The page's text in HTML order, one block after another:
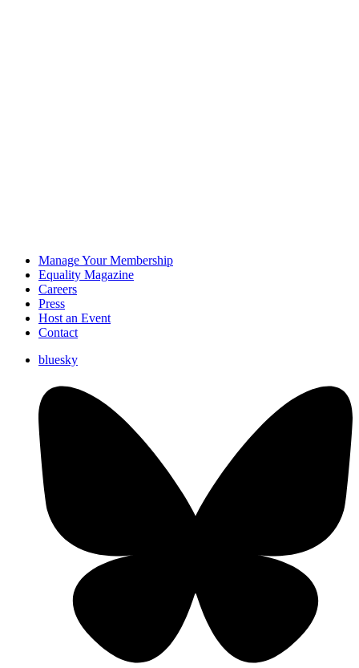
Manage Your Membership
Equality Magazine
Careers
Press
Host an Event
Contact
bluesky